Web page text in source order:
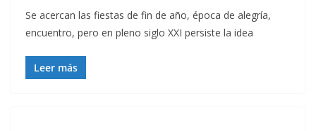
Se acercan las fiestas de fin de año, época de alegría,
encuentro, pero en pleno siglo XXI persiste la idea
Leer más